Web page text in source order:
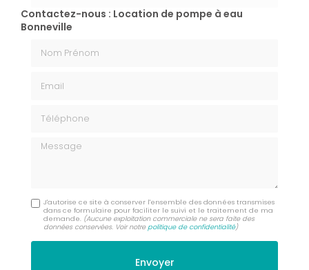
Contactez-nous : Location de pompe à eau
Bonneville
Message
J'autorise ce site à conserver l'ensemble des données transmises
dans ce formulaire pour faciliter le suivi et le traitement de ma
demande. (Aucune exploitation commerciale ne sera faite des
données conservées. Voir notrepolitique de confidentialité)